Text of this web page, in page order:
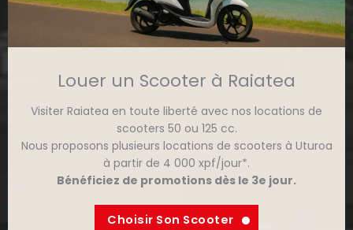
Louer un Scooter à Raiatea
Visiter Raiatea en toute liberté avec nos locations de
scooters 50 ou 125 cc.
Nous proposons plusieurs locations de scooters à Uturoa
à partir de 4 000 xpf/jour*.
Bénéficiez de promotions dès le 3e jour.
Choisir Son Scooter